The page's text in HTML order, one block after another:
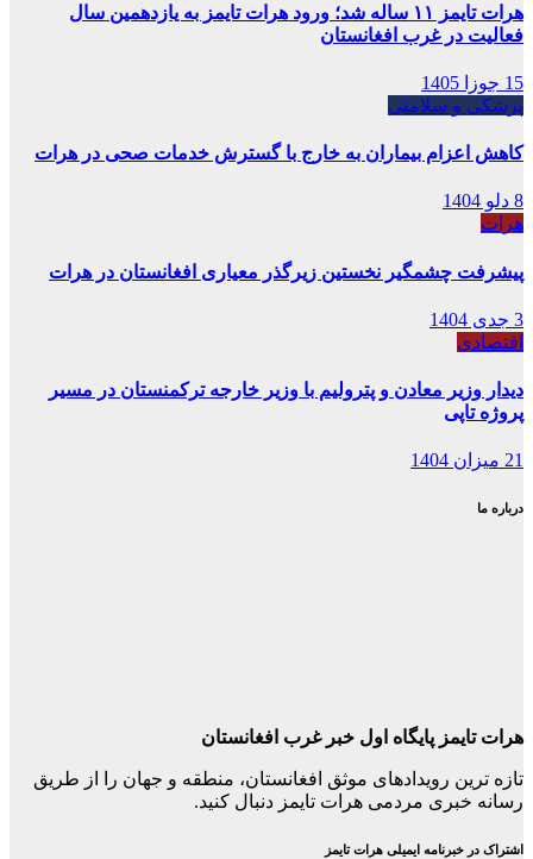
هرات تایمز ۱۱ ساله شد؛ ورود هرات تایمز به یازدهمین سال
فعالیت در غرب افغانستان
15 جوزا 1405
پزشکی و سلامتی
کاهش اعزام بیماران به خارج با گسترش خدمات صحی در هرات
8 دلو 1404
هرات
پیشرفت چشمگیر نخستین زیرگذر معیاری افغانستان در هرات
3 جدی 1404
اقتصادی
دیدار وزیر معادن و پترولیم با وزیر خارجه ترکمنستان در مسیر
پروژه تاپی
21 میزان 1404
درباره ما
هرات تایمز پایگاه اول خبر غرب افغانستان
تازه ترین رویدادهای موثق افغانستان، منطقه و جهان را از طریق
رسانه خبری مردمی هرات تایمز دنبال کنید.
اشتراک در خبرنامه ایمیلی هرات تایمز